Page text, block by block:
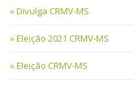
Divulga CRMV-MS
Eleição 2021 CRMV-MS
Eleição CRMV-MS